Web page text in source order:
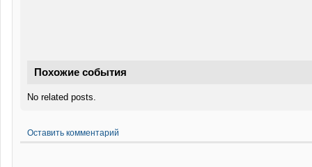
Похожие события
No related posts.
Оставить комментарий